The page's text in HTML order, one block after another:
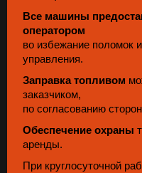
Все машины
оператором
во избежание поломок
управления.
Заправка топливом
заказчиком,
по согласованию
Обеспечение охраны
аренды.
При круглосуточной